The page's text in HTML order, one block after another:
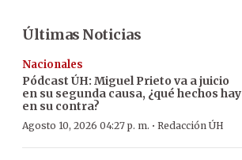
Últimas Noticias
Nacionales
Pódcast ÚH: Miguel Prieto va a juicio
en su segunda causa, ¿qué hechos hay
en su contra?
Agosto 10, 2026 04:27 p. m. · Redacción ÚH